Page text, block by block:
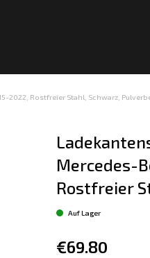
2022, Rostfreier Stahl, Schwarz,
Mercedes-
Rostfreier
Auf Lager
€69.80